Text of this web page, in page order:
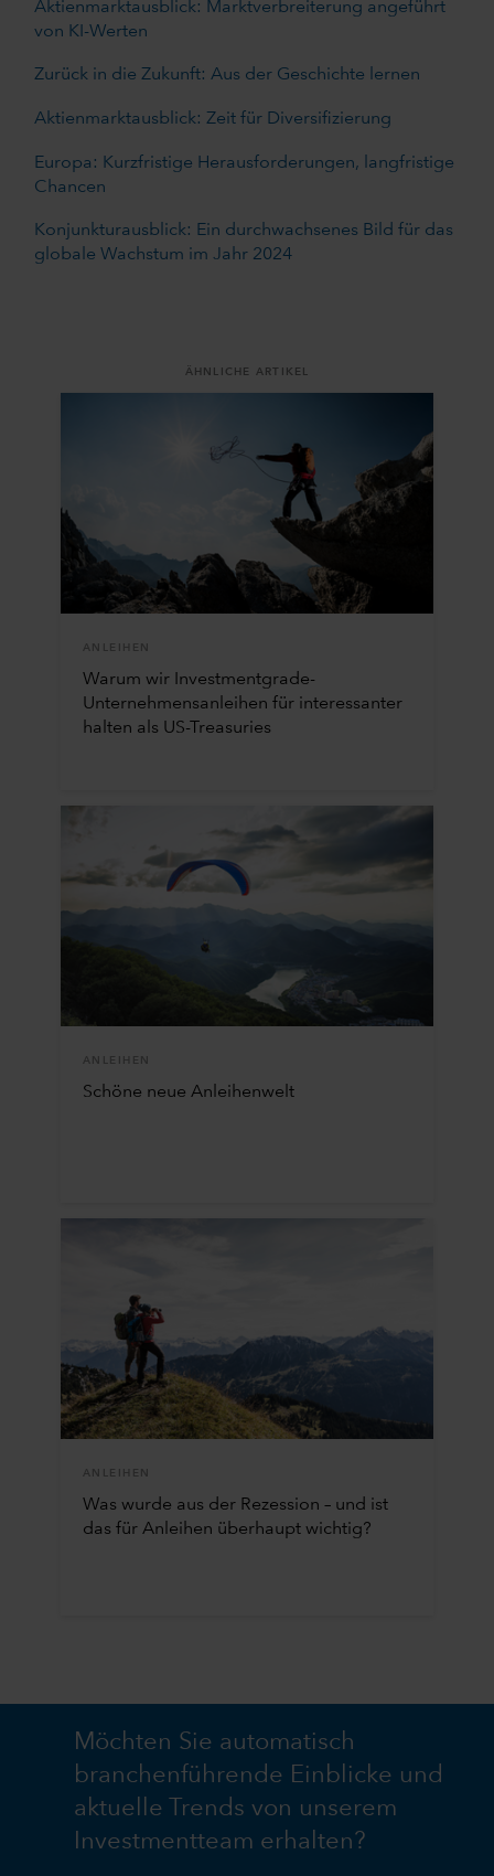
Aktienmarktausblick: Marktverbreiterung angeführt
von KI-Werten
Zurück in die Zukunft: Aus der Geschichte lernen
Aktienmarktausblick: Zeit für Diversifizierung
Europa: Kurzfristige Herausforderungen, langfristige
Chancen
Konjunkturausblick: Ein durchwachsenes Bild für das
globale Wachstum im Jahr 2024
ÄHNLICHE ARTIKEL
ANLEIHEN
Warum wir Investmentgrade-
Unternehmensanleihen für interessanter
halten als US-Treasuries
ANLEIHEN
Schöne neue Anleihenwelt
ANLEIHEN
Was wurde aus der Rezession – und ist
das für Anleihen überhaupt wichtig?
Möchten Sie automatisch
branchenführende Einblicke und
aktuelle Trends von unserem
Investmentteam erhalten?